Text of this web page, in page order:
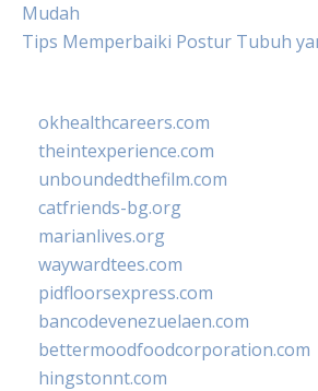
Mudah
Tips Memperbaiki Postur Tubuh
okhealthcareers.com
theintexperience.com
unboundedthefilm.com
catfriends-bg.org
marianlives.org
waywardtees.com
pidfloorsexpress.com
bancodevenezuelaen.com
bettermoodfoodcorporation.com
hingstonnt.com